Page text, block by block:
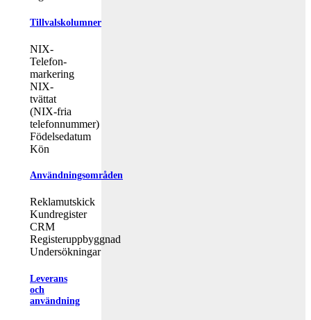
Tillvalskolumner
NIX-
Telefon-
markering
NIX-
tvättat
(NIX-fria
telefonnummer)
Födelsedatum
Kön
Användningsområden
Reklamutskick
Kundregister
CRM
Registeruppbyggnad
Undersökningar
Leverans
och
användning